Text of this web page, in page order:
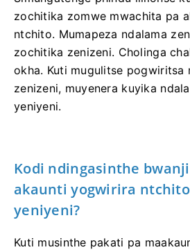
zochitika zomwe mwachita pa
ntchito. Mumapeza ndalama
zochitika zenizeni. Cholinga
okha. Kuti mugulitse pogwiritsa
zenizeni, muyenera kuyika
yeniyeni.
Kodi ndingasinthe
akaunti yogwirira
yeniyeni?
Kuti musinthe pakati pa